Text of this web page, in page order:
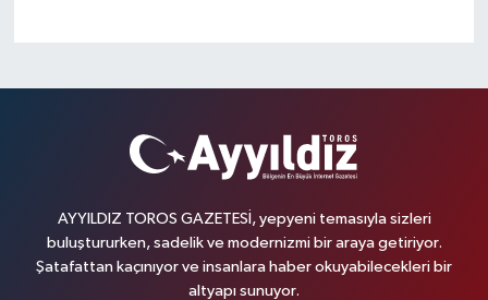
AYYILDIZ TOROS GAZETESİ, yepyeni temasıyla sizleri
buluştururken, sadelik ve modernizmi bir araya getiriyor.
Şatafattan kaçınıyor ve insanlara haber okuyabilecekleri bir
altyapı sunuyor.